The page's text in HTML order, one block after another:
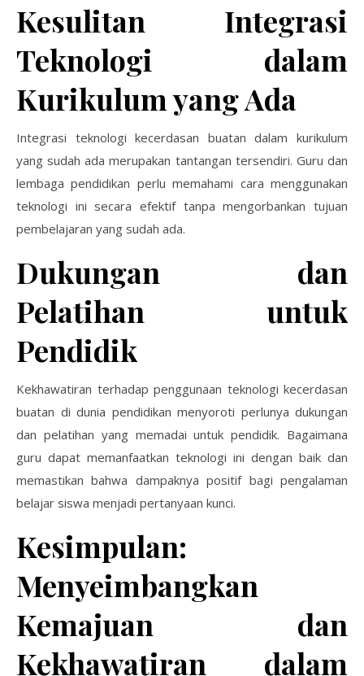
Kesulitan Integrasi
Teknologi dalam
Kurikulum yang Ada
Integrasi teknologi kecerdasan buatan dalam kurikulum
yang sudah ada merupakan tantangan tersendiri. Guru dan
lembaga pendidikan perlu memahami cara menggunakan
teknologi ini secara efektif tanpa mengorbankan tujuan
pembelajaran yang sudah ada.
Dukungan dan
Pelatihan untuk
Pendidik
Kekhawatiran terhadap penggunaan teknologi kecerdasan
buatan di dunia pendidikan menyoroti perlunya dukungan
dan pelatihan yang memadai untuk pendidik. Bagaimana
guru dapat memanfaatkan teknologi ini dengan baik dan
memastikan bahwa dampaknya positif bagi pengalaman
belajar siswa menjadi pertanyaan kunci.
Kesimpulan:
Menyeimbangkan
Kemajuan dan
Kekhawatiran dalam